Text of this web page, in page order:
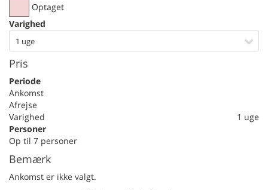
Optaget
Varighed
1 uge
Pris
Periode
Ankomst
Afrejse
Varighed
1 uge
Personer
Op til 7 personer
Bemærk
Ankomst er ikke valgt.